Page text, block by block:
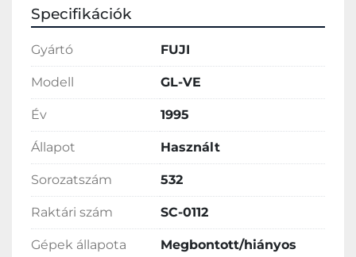
Specifikációk
Gyártó FUJI
Modell GL-VE
Év 1995
Állapot Használt
Sorozatszám 532
Raktári szám SC-0112
Gépek állapota Megbontott/hiányos